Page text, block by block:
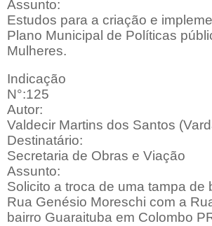
Assunto:
Estudos para a criação e
Plano Municipal de Políticas
Mulheres.
Indicação
N°:125
Autor:
Valdecir Martins dos Santos
Destinatário:
Secretaria de Obras e Viação
Assunto:
Solicito a troca de uma tampa de
Rua Genésio Moreschi com a
bairro Guaraituba em Colombo